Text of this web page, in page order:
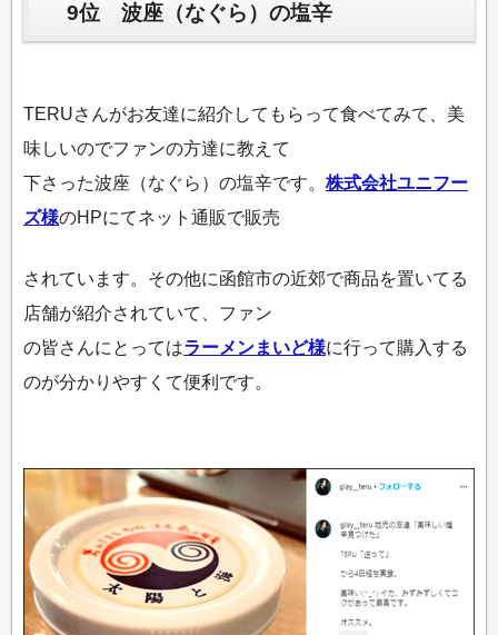
9位 波座（なぐら）の塩辛
TERUさんがお友達に紹介してもらって食べてみて、美
味しいのでファンの方達に教えて
下さった波座（なぐら）の塩辛です。 株式会社ユニフー
ズ様のHPにてネット通販で販売
されています。その他に函館市の近郊で商品を置いてる
店舗が紹介されていて、ファン
の皆さんにとってはラーメンまいど様に行って購入する
のが分かりやすくて便利です。